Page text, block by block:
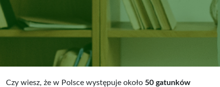
Czy wiesz, że w Polsce występuje około 50 gatunków